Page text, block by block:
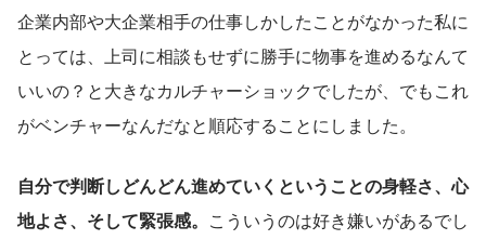
企業内部や大企業相手の仕事しかしたことがなかった私に
とっては、上司に相談もせずに勝手に物事を進めるなんて
いいの？と大きなカルチャーショックでしたが、でもこれ
がベンチャーなんだなと順応することにしました。
自分で判断しどんどん進めていくということの身軽さ、心
地よさ、そして緊張感。 こういうのは好き嫌いがあるでし